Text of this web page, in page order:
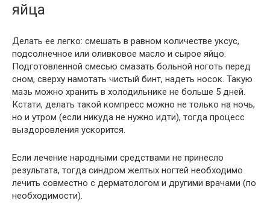
яйца
Делать ее легко: смешать в равном количестве уксус,
подсолнечное или оливковое масло и сырое яйцо.
Подготовленной смесью смазать больной ноготь перед
сном, сверху намотать чистый бинт, надеть носок. Такую
мазь можно хранить в холодильнике не больше 5 дней.
Кстати, делать такой компресс можно не только на ночь,
но и утром (если никуда не нужно идти), тогда процесс
выздоровления ускорится.
Если лечение народными средствами не принесло
результата, тогда синдром желтых ногтей необходимо
лечить совместно с дерматологом и другими врачами (по
необходимости).